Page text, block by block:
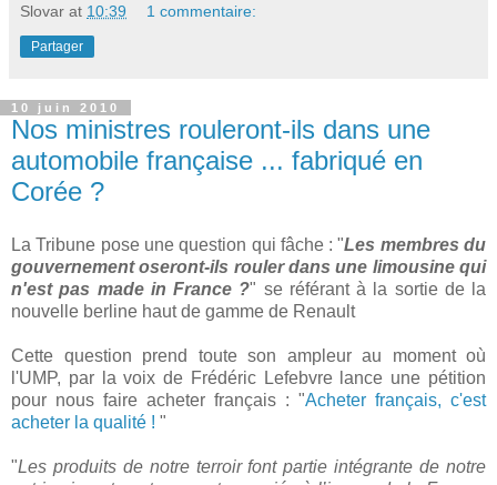
Slovar at 10:39 1 commentaire:
Partager
10 juin 2010
Nos ministres rouleront-ils dans une
automobile française ... fabriqué en
Corée ?
La Tribune pose une question qui fâche : "Les membres du
gouvernement oseront-ils rouler dans une limousine qui
n'est pas made in France ?" se référant à la sortie de la
nouvelle berline haut de gamme de Renault
Cette question prend toute son ampleur au moment où
l'UMP, par la voix de Frédéric Lefebvre lance une pétition
pour nous faire acheter français : "Acheter français, c'est
acheter la qualité ! "
"Les produits de notre terroir font partie intégrante de notre